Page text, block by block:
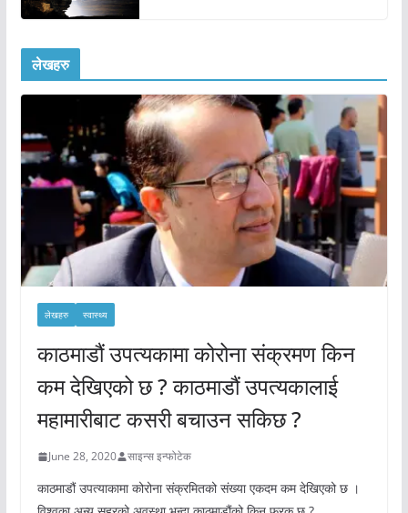
लेखहरु
लेखहरु स्वास्थ्य
काठमाडौं उपत्यकामा कोरोना संक्रमण किन
कम देखिएको छ ? काठमाडौं उपत्यकालाई
महामारीबाट कसरी बचाउन सकिछ ?
June 28, 2020 साइन्स इन्फोटेक
काठमाडौं उपत्याकामा कोरोना संक्रमितको संख्या एकदम कम देखिएको छ ।